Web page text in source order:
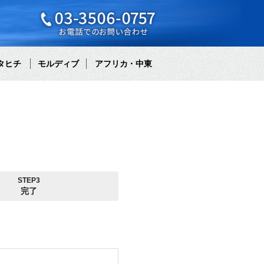
ヒチ モルディブ アフリカ・中東
STEP3
完了